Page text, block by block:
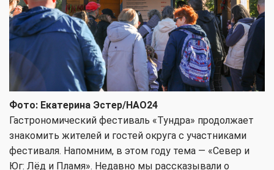
Фото: Екатерина Эстер/НАО24
Гастрономический фестиваль «Тундра» продолжает
знакомить жителей и гостей округа с участниками
фестиваля. Напомним, в этом году тема — «Север и
Юг: Лёд и Пламя». Недавно мы рассказывали о